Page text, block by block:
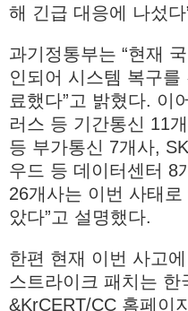
해 긴급 대응에 나섰
과기정통부는 “현재
인되어 시스템 복구
료했다”고 밝혔다. 이
러스 등 기간통신 11
등 부가통신 7개사,
우드 등 데이터센터 8
26개사는 이번 사태
았다”고 설명했다.
한편 현재 이번 사고
스트라이크 패치는
&KrCERT/CC 홈페이